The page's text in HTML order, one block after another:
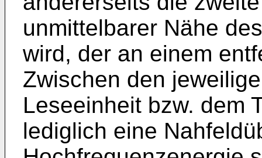
unmittelbarer Nähe
wird, der an einem
Zwischen den
Leseeinheit bzw. dem
lediglich eine